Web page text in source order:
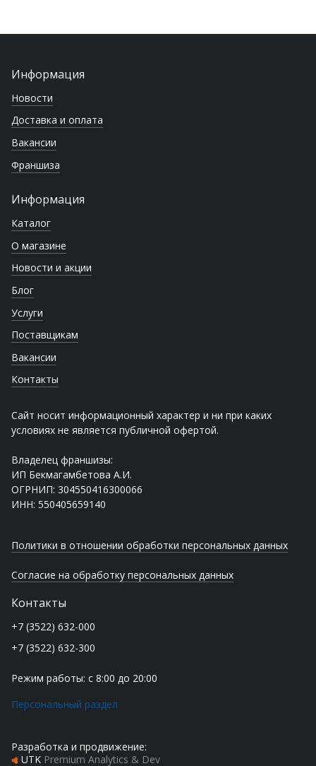
Информация
Новости
Доставка и оплата
Вакансии
Франшиза
Информация
Каталог
О магазине
Новости и акции
Блог
Услуги
Поставщикам
Вакансии
Контакты
Сайт носит информационный характер и ни при каких
условиях не является публичной офертой.
Владелец франшизы:
ИП Бекмагамбетова А.И.
ОГРНИП: 304550416300066
ИНН: 550405659140
Политики в отношении обработки персональных данных
Согласие на обработку персональных данных
Контакты
+7 (3522) 632-000
+7 (3522) 632-300
Режим работы: с 8:00 до 20:00
Персональный раздел
Разработка и продвижение:
UTK Premium Analytics & Dev